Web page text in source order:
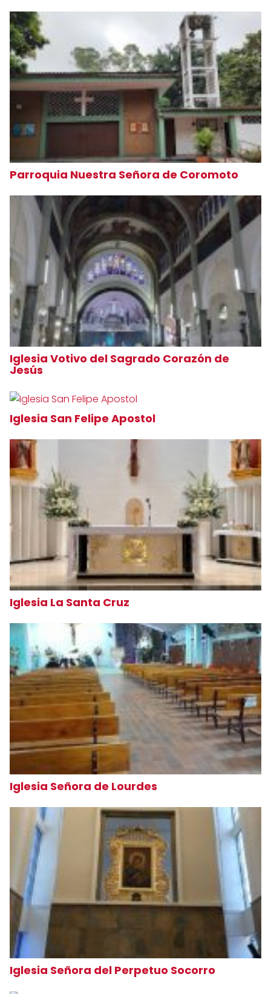
Parroquia Nuestra Señora de Coromoto
Iglesia Votivo del Sagrado Corazón de
Jesús
Iglesia San Felipe Apostol
Iglesia La Santa Cruz
Iglesia Señora de Lourdes
Iglesia Señora del Perpetuo Socorro